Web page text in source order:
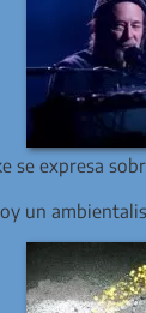
se expresa
un